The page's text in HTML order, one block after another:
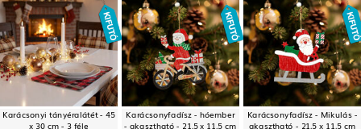
Karácsonyi tányéralátét - 45
x 30 cm - 3 féle
Karácsonyfadísz - hóember
- akasztható - 21,5 x 11,5 cm
Karácsonyfadísz - Mikulás -
akasztható - 21,5 x 11,5 cm